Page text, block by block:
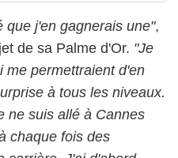
que j'en gagnerais une",
de sa Palme d'Or. "Je
me permettraient d'en
à tous les niveaux.
ne suis allé à Cannes
chaque fois des